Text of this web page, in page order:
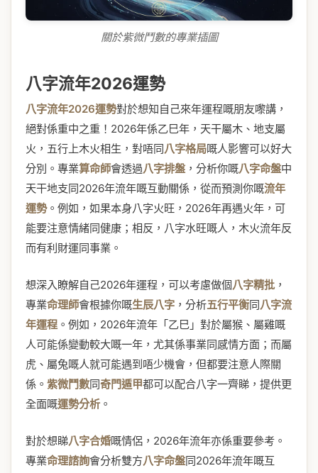
關於紫微鬥數的專業插圖
八字流年2026運勢
八字流年2026運勢對於想知自己來年運程嘅朋友嚟講，
絕對係重中之重！2026年係乙巳年，天干屬木、地支屬
火，五行上木火相生，對唔同八字格局嘅人影響可以好大
分別。專業算命師會透過八字排盤 ，分析你嘅八字命盤中
天干地支同2026年流年嘅互動關係，從而預測你嘅流年
運勢。例如，如果本身八字火旺，2026年再遇火年，可
能要注意情緒同健康；相反，八字水旺嘅人，木火流年反
而有利財運同事業。
想深入瞭解自己2026年運程，可以考慮做個八字精批，
專業命理師會根據你嘅生辰八字 ，分析五行平衡同八字流
年運程 。例如，2026年流年「乙巳」對於屬猴、屬雞嘅
人可能係變動較大嘅一年，尤其係事業同感情方面；而屬
虎、屬兔嘅人就可能遇到唔少機會，但都要注意人際關
係。 紫微鬥數同奇門遁甲都可以配合八字一齊睇，提供更
全面嘅運勢分析 。
對於想睇八字合婚嘅情侶，2026年流年亦係重要參考。
專業命理諮詢會分析雙方八字命盤同2026年流年嘅互